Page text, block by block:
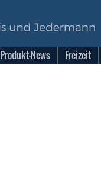
Produkt-News Freizeit